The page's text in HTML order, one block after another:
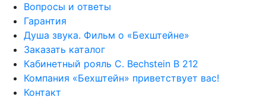
Вопросы и ответы
Гарантия
Душа звука. Фильм о «Бехштейне»
Заказать каталог
Кабинетный рояль C. Bechstein B 212
Компания «Бехштейн» приветствует вас!
Контакт